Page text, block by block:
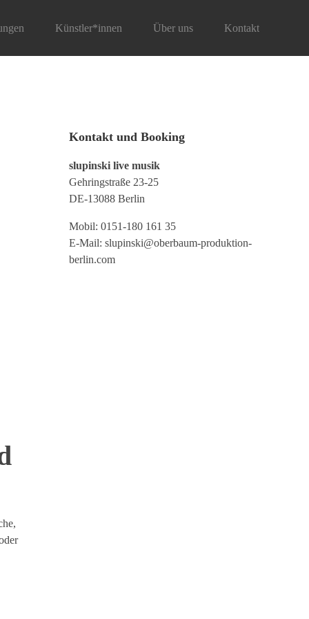
Künstler*innen Über uns Kontakt
Kontakt und Booking
slupinski live musik
Gehringstraße 23-25
DE-13088 Berlin
Mobil: 0151-180 161 35
E-Mail: slupinski@oberbaum-produktion-
berlin.com